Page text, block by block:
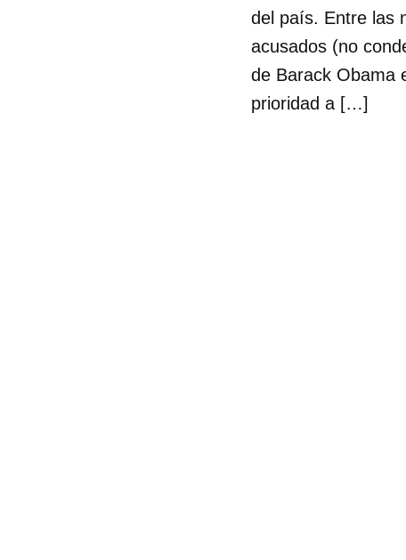
del país. Entre las
acusados (no
de Barack Obama
prioridad a […]